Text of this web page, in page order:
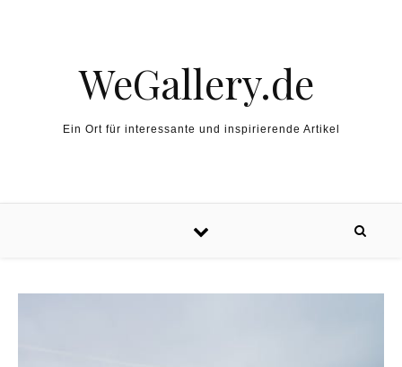
WeGallery.de
Ein Ort für interessante und inspirierende Artikel